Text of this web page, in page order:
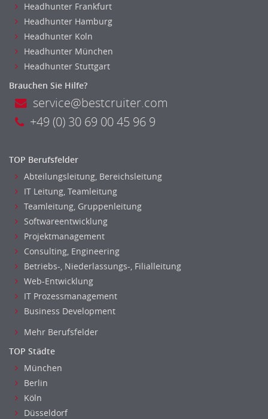
Headhunter Frankfurt
Headhunter Hamburg
Headhunter Koln
Headhunter München
Headhunter Stuttgart
Brauchen Sie Hilfe?
service@bestcruiter.com
+49 (0) 30 69 00 45 96 9
TOP Berufsfelder
Abteilungsleitung, Bereichsleitung
IT Leitung, Teamleitung
Teamleitung, Gruppenleitung
Softwareentwicklung
Projektmanagement
Consulting, Engineering
Betriebs-, Niederlassungs-, Filialleitung
Web-Entwicklung
IT Prozessmanagement
Business Development
Mehr Berufsfelder
TOP Städte
München
Berlin
Köln
Düsseldorf